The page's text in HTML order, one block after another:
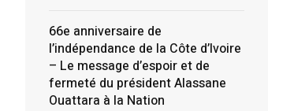
66e anniversaire de
l’indépendance de la Côte d’Ivoire
– Le message d’espoir et de
fermeté du président Alassane
Ouattara à la Nation